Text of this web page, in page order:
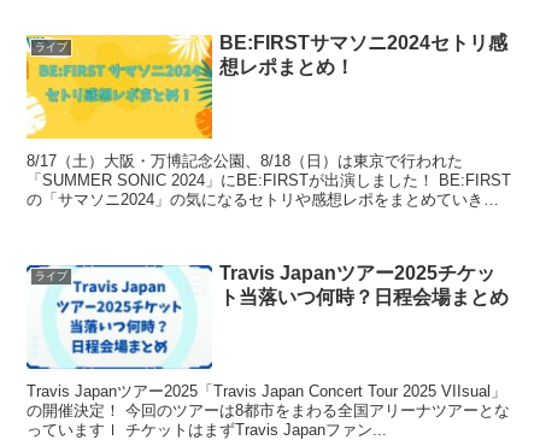
ライブ
BE:FIRSTサマソニ2024セトリ感
想レポまとめ！
8/17（土）大阪・万博記念公園、8/18（日）は東京で行われた
「SUMMER SONIC 2024」にBE:FIRSTが出演しました！ BE:FIRST
の「サマソニ2024」の気になるセトリや感想レポをまとめていきた
ライブ
Travis Japanツアー2025チケッ
ト当落いつ何時？日程会場まとめ
Travis Japanツアー2025「Travis Japan Concert Tour 2025 VIIsual」
の開催決定！ 今回のツアーは8都市をまわる全国アリーナツアーとな
っていますｌ チケットはまずTravis Japanファン...